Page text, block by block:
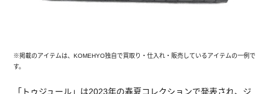
※掲載のアイテムは、KOMEHYO独自で買取り・仕入れ・販売しているアイテムの一例で
す。
「トゥジュール」は2023年の春夏コレクションで発表され、ジ